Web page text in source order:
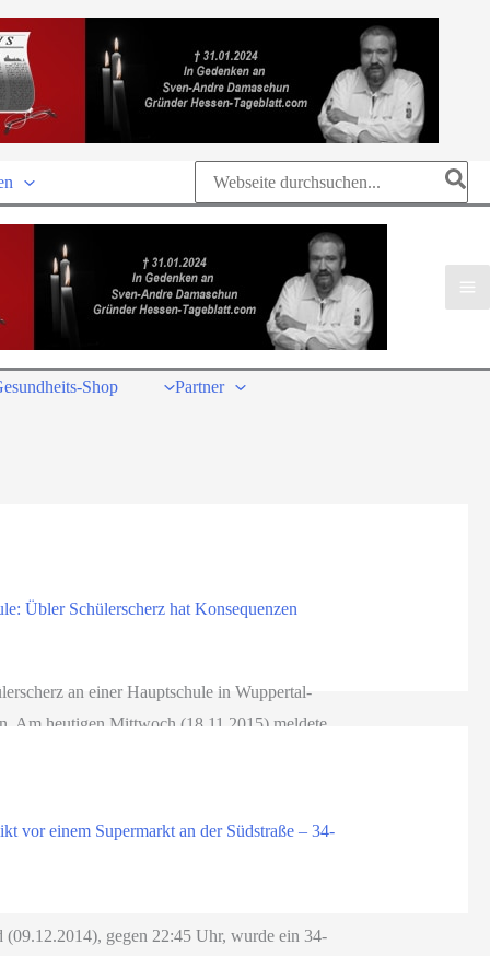
Search
for:
Shop
Partner
Übler Schülerscherz hat Konsequenzen
an einer Hauptschule in Wuppertal-
Am heutigen Mittwoch (18.11.2015) meldete
vor einem Supermarkt an der Südstraße – 34-
gegen 22:45 Uhr, wurde ein 34-